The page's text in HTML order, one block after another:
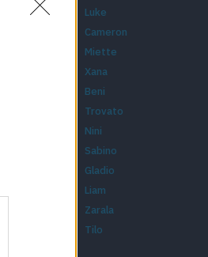
Luke
Cameron
Miette
Xana
Beni
Trovato
Nini
Sabino
Gladio
Liam
Zarala
Tilo